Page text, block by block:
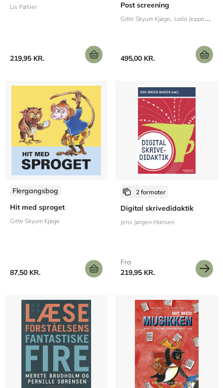
Lis Pøhler
219,95 KR.
Post screening
Gitte Skyum Kjøge Laila Jeppesen
495,00 KR.
Flergangsbog
Hit med sproget
Gitte Skyum Kjøge
87,50 KR.
2 formater
Digital skrivedidaktik
Jens Jørgen Hansen
Fra
219,95 KR.